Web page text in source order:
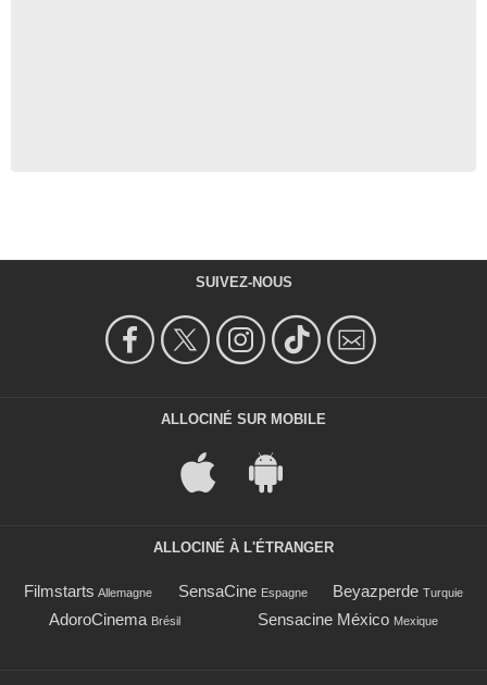
SUIVEZ-NOUS
ALLOCINÉ SUR MOBILE
ALLOCINÉ À L'ÉTRANGER
Filmstarts Allemagne SensaCine Espagne Beyazperde Turquie
AdoroCinema Brésil Sensacine México Mexique